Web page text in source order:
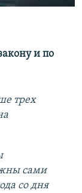
и по
трех
сами
со дня